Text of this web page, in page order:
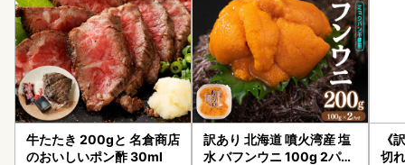
牛たたき 200gと 名倉商店
のおいしいポン酢 30ml
訳あり 北海道 噴火湾産 塩
水 バフンウニ 100g 2パッ
《
切